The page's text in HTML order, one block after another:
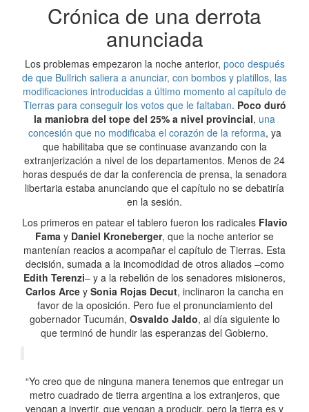
Crónica de una derrota
anunciada
Los problemas empezaron la noche anterior, poco después
de que Bullrich saliera a anunciar, con bombos y platillos, las
modificaciones introducidas a último momento al capítulo de
Tierras para conseguir los votos que le faltaban. Poco duró
la maniobra del tope del 25% a nivel provincial, una
concesión que no modificaba el corazón de la reforma, ya
que habilitaba que se continuase avanzando con la
extranjerización a nivel de los departamentos. Menos de 24
horas después de dar la conferencia de prensa, la senadora
libertaria estaba anunciando que el capítulo no se debatiría
en la sesión.
Los primeros en patear el tablero fueron los radicales Flavio
Fama y Daniel Kroneberger, que la noche anterior se
mantenían reacios a acompañar el capítulo de Tierras. Esta
decisión, sumada a la incomodidad de otros aliados –como
Edith Terenzi– y a la rebelión de los senadores misioneros,
Carlos Arce y Sonia Rojas Decut, inclinaron la cancha en
favor de la oposición. Pero fue el pronunciamiento del
gobernador Tucumán, Osvaldo Jaldo, al día siguiente lo
que terminó de hundir las esperanzas del Gobierno.
“Yo creo que de ninguna manera tenemos que entregar un
metro cuadrado de tierra argentina a los extranjeros, que
vengan a invertir, que vengan a producir, pero la tierra es y